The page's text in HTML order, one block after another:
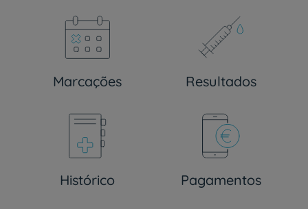
Marcações Resultados
Histórico Pagamentos